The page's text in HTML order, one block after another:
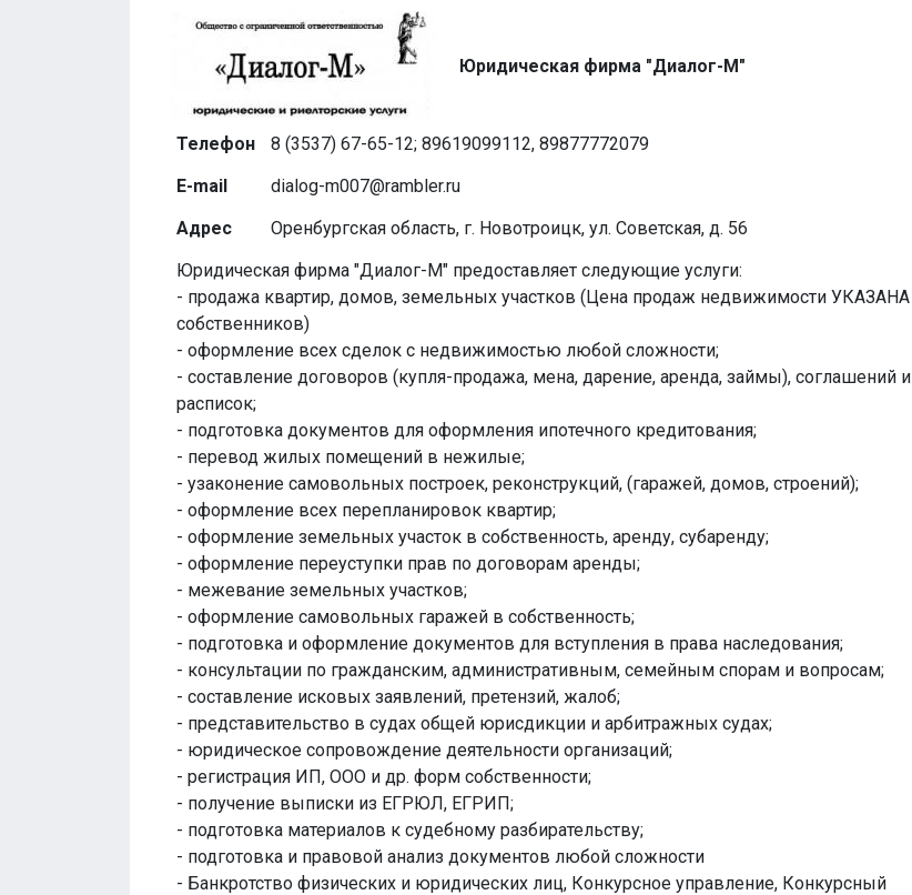
Юридическая фирма "Диалог-М"
Телефон
8 (3537) 67-65-12; 89619099112, 89877772079
E-mail
dialog-m007@rambler.ru
Адрес
Оренбургская область, г. Новотроицк, ул. Советская, д. 56
Юридическая фирма "Диалог-М" предоставляет следующие услуги:
- продажа квартир, домов, земельных участков (Цена продаж недвижимости УКАЗАНА
собственников)
- оформление всех сделок с недвижимостью любой сложности;
- составление договоров (купля-продажа, мена, дарение, аренда, займы), соглашений и
расписок;
- подготовка документов для оформления ипотечного кредитования;
- перевод жилых помещений в нежилые;
- узаконение самовольных построек, реконструкций, (гаражей, домов, строений);
- оформление всех перепланировок квартир;
- оформление земельных участок в собственность, аренду, субаренду;
- оформление переуступки прав по договорам аренды;
- межевание земельных участков;
- оформление самовольных гаражей в собственность;
- подготовка и оформление документов для вступления в права наследования;
- консультации по гражданским, административным, семейным спорам и вопросам;
- составление исковых заявлений, претензий, жалоб;
- представительство в судах общей юрисдикции и арбитражных судах;
- юридическое сопровождение деятельности организаций;
- регистрация ИП, ООО и др. форм собственности;
- получение выписки из ЕГРЮЛ, ЕГРИП;
- подготовка материалов к судебному разбирательству;
- подготовка и правовой анализ документов любой сложности
- Банкротство физических и юридических лиц, Конкурсное управление, Конкурсный